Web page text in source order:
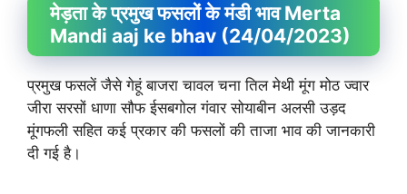
मेड़ता के प्रमुख फसलों के मंडी भाव Merta
Mandi aaj ke bhav (24/04/2023)
प्रमुख फसलें जैसे गेहूं बाजरा चावल चना तिल मेथी मूंग मोठ ज्वार
जीरा सरसों धाणा सौफ ईसबगोल गंवार सोयाबीन अलसी उड़द
मूंगफली सहित कई प्रकार की फसलों की ताजा भाव की जानकारी
दी गई है।